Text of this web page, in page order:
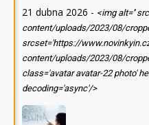
21 dubna 2026 - <img alt=''
content/uploads/2023/08/
srcset='https://
content/uploads/2023/08/
class='avatar avatar-22 photo'
decoding='async'/>